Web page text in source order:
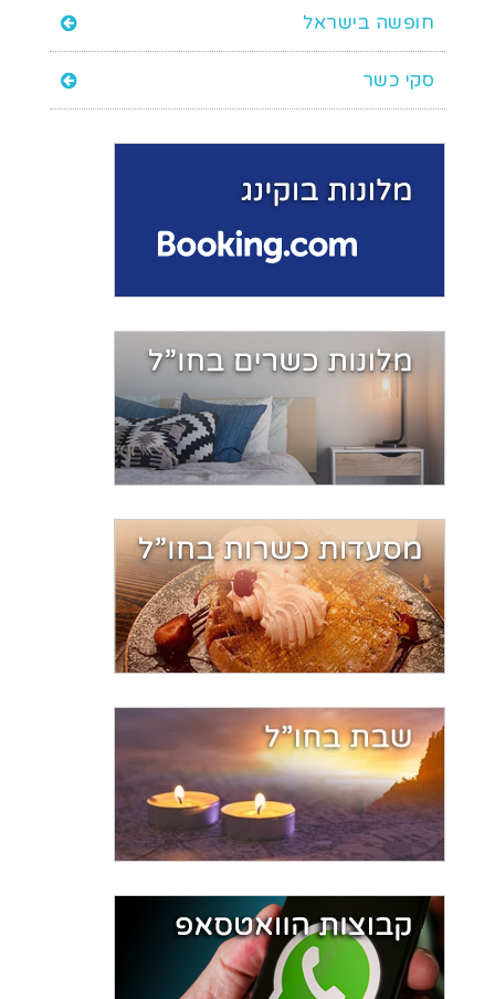
חופשה בישראל
סקי כשר